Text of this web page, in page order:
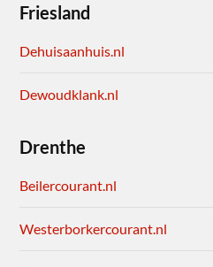
Friesland
Dehuisaanhuis.nl
Dewoudklank.nl
Drenthe
Beilercourant.nl
Westerborkercourant.nl